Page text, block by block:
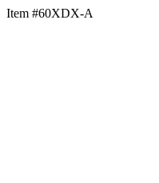
Item #60XDX-A